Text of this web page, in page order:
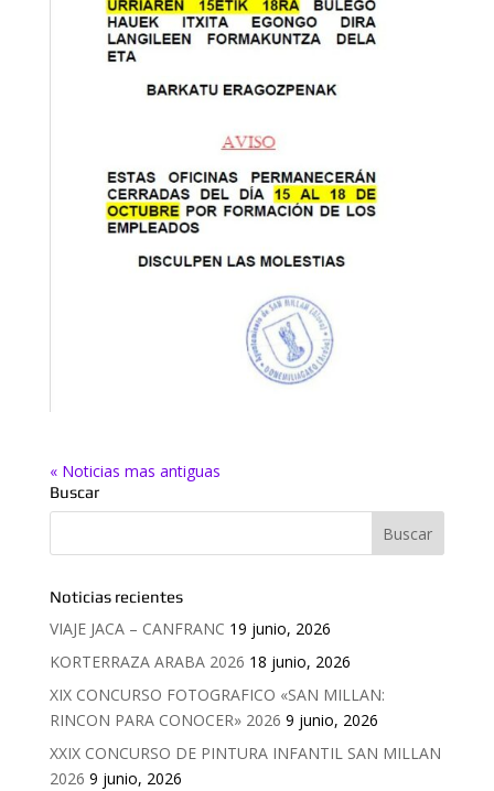
« Noticias mas antiguas
Buscar
Noticias recientes
VIAJE JACA – CANFRANC 19 junio, 2026
KORTERRAZA ARABA 2026 18 junio, 2026
XIX CONCURSO FOTOGRAFICO «SAN MILLAN:
RINCON PARA CONOCER» 2026 9 junio, 2026
XXIX CONCURSO DE PINTURA INFANTIL SAN MILLAN
2026 9 junio, 2026